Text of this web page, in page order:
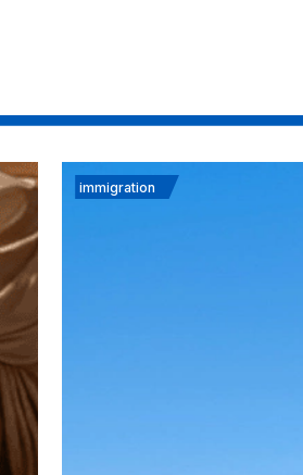
immigration